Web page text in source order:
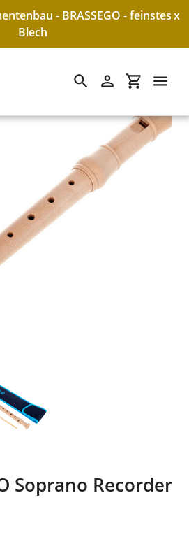
- BRASSEGO - feinstes
Blech
x
SuchenEinloggen
Soprano Recorder